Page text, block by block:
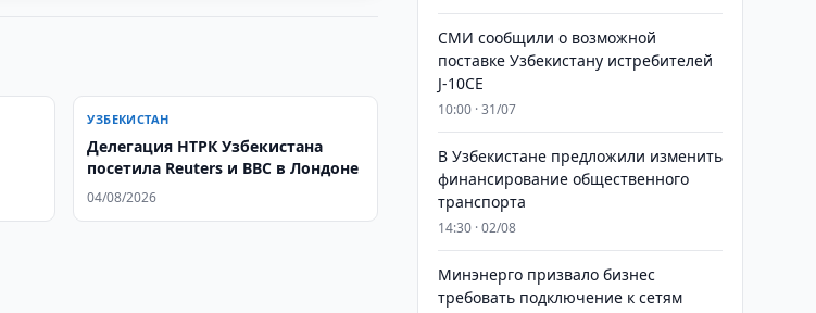
УЗБЕКИСТАН
Делегация НТРК Узбекистана
посетила Reuters и BBC в Лондоне
04/08/2026
СМИ сообщили о возможной
поставке Узбекистану истребителей
J-10CE
10:00 · 31/07
В Узбекистане предложили изменить
финансирование общественного
транспорта
14:30 · 02/08
Минэнерго призвало бизнес
требовать подключение к сетям